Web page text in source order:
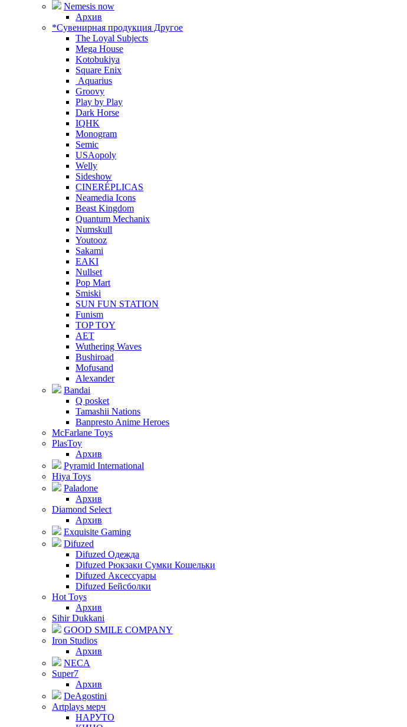
Nemesis now
Архив
*Сувенирная продукция Другое
The Loyal Subjects
Mega House
Kotobukiya
Square Enix
Aquarius
Groovy
Play by Play
Dark Horse
IQHK
Monogram
Semic
USAopoly
Welly
Sideshow
CINERÉPLICAS
Neamedia Icons
Beast Kingdom
Quantum Mechanix
Numskull
Youtooz
Sakami
EAKI
Nullset
Pop Mart
Smiski
SUN FUN STATION
Funism
TOP TOY
AET
Wuthering Waves
Bushiroad
Mofusand
Alexander
Bandai
Q posket
Tamashii Nations
Banpresto Anime Heroes
McFarlane Toys
PlasToy
Архив
Pyramid International
Hiya Toys
Paladone
Архив
Diamond Select
Архив
Exquisite Gaming
Difuzed
Difuzed Одежда
Difuzed Рюкзаки Сумки Кошельки
Difuzed Аксессуары
Difuzed Бейсболки
Hot Toys
Архив
Sihir Dukkani
GOOD SMILE COMPANY
Iron Studios
Архив
NECA
Super7
Архив
DeAgostini
Artplays мерч
НАРУТО